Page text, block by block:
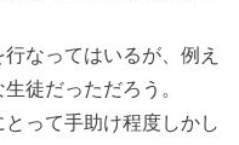
なってはいるが、例え
徒だっただろう。
って手助け程度しかし